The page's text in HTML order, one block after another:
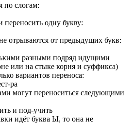
по слогам:
переносить одну букву:
отрываются от предыдущих букв:
разными подряд идущими
или на стыке корня и суффикса)
вариантов переноса:
ра
могут переноситься следующими
и под-учить
идёт буква Ы, то она не